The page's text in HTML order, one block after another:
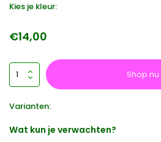
Kies je kleur:
€14,00
Shop nu
Varianten:
Wat kun je verwachten?